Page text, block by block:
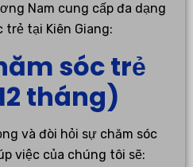
Nam cung cấp đa dạng
trẻ tại Kiên Giang:
sóc trẻ
tháng)
và đòi hỏi sự chăm sóc
việc của chúng tôi sẽ: